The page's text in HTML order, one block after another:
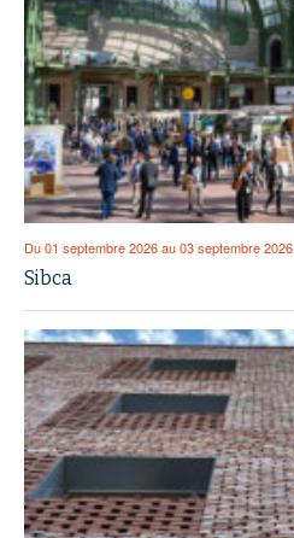
Du 01 septembre 2026 au 03 septembre 2026
Sibca